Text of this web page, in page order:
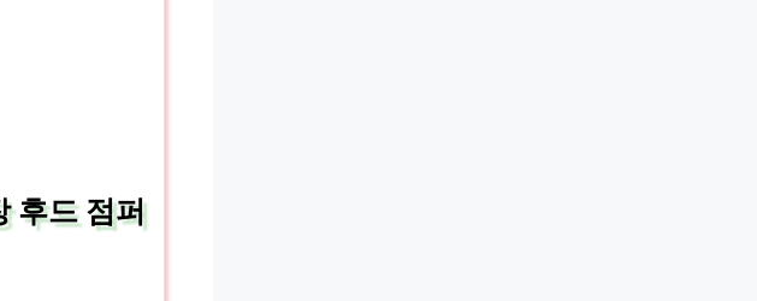
후드 점퍼